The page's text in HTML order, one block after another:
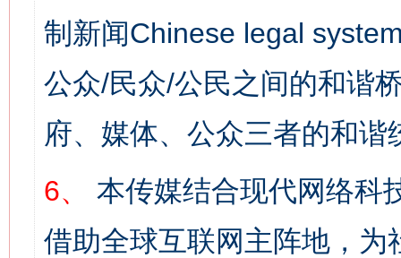
制新闻Chinese legal
公众/民众/公民之间的和谐
府、媒体、公众三者的和谐
6、
本传媒结合现代网络科
借助全球互联网主阵地，